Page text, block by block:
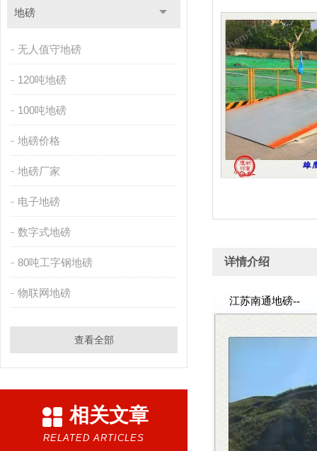
地磅
无人值守地磅
120吨地磅
100吨地磅
地磅价格
地磅厂家
电子地磅
数字式地磅
80吨工字钢地磅
物联网地磅
查看全部
相关文章
RELATED ARTICLES
详情介绍
江苏南通地磅--